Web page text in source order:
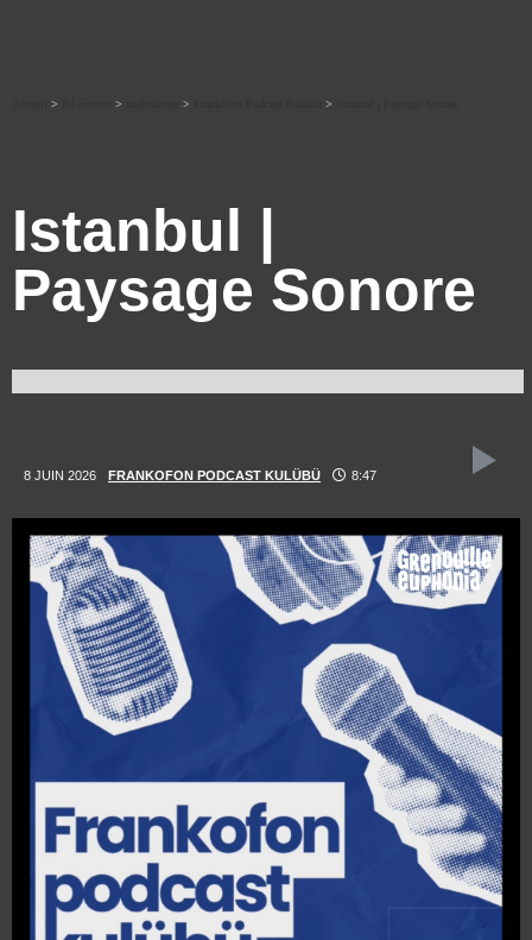
> > > >
Istanbul |
Paysage Sonore
8 JUIN 2026 FRANKOFON PODCAST KULÜBÜ 8:47